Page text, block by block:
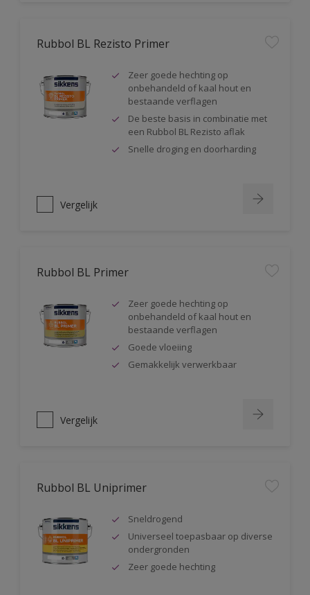
Rubbol BL Rezisto Primer
Zeer goede hechting op
onbehandeld of kaal hout en
bestaande verflagen
De beste basis in combinatie met
een Rubbol BL Rezisto aflak
Snelle droging en doorharding
Vergelijk
Rubbol BL Primer
Zeer goede hechting op
onbehandeld of kaal hout en
bestaande verflagen
Goede vloeiing
Gemakkelijk verwerkbaar
Vergelijk
Rubbol BL Uniprimer
Sneldrogend
Universeel toepasbaar op diverse
ondergronden
Zeer goede hechting